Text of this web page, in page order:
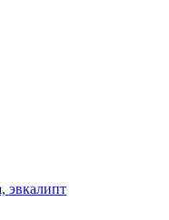
эвкалипт